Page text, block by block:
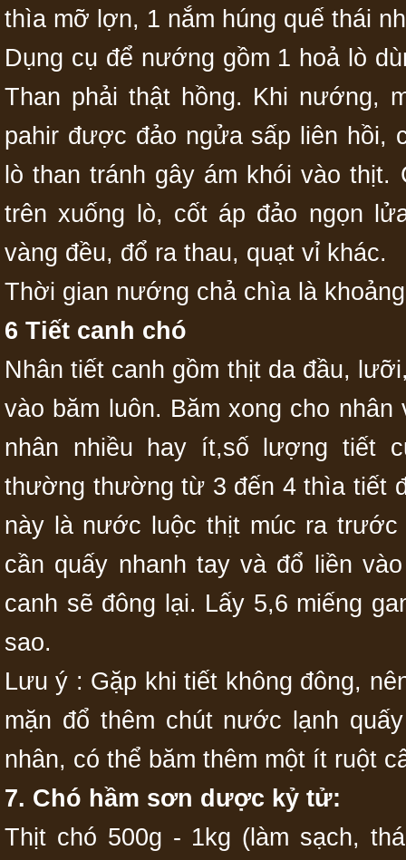
thìa mỡ lợn, 1 nắm húng quế thái
Dụng cụ để nướng gồm 1 hoả lò
Than phải thật hồng. Khi nướng,
pahir được đảo ngửa sấp liên hồi,
lò than tránh gây ám khói vào
trên xuống lò, cốt áp đảo ngọn
vàng đều, đổ ra thau, quạt vỉ khác.
Thời gian nướng chả chìa là
6 Tiết canh chó
Nhân tiết canh gồm thịt da đầu,
vào băm luôn. Băm xong cho
nhân nhiều hay ít,số lượng tiết
thường thường từ 3 đến 4 thìa tiết
này là nước luộc thịt múc ra
cần quấy nhanh tay và đổ liền
canh sẽ đông lại. Lấy 5,6 miếng
sao.
Lưu ý : Gặp khi tiết không đông,
mặn đổ thêm chút nước lạnh
nhân, có thể băm thêm một ít ruột
7. Chó hầm sơn dược kỷ tử:
Thịt chó 500g - 1kg (làm sạch,